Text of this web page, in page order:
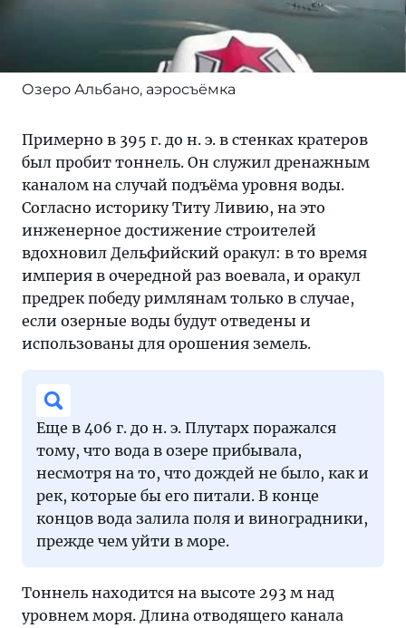
Озеро Альбано, аэросъёмка
Примерно в 395 г. до н. э. в стенках кратеров
был пробит тоннель. Он служил дренажным
каналом на случай подъёма уровня воды.
Согласно историку Титу Ливию, на это
инженерное достижение строителей
вдохновил Дельфийский оракул: в то время
империя в очередной раз воевала, и оракул
предрек победу римлянам только в случае,
если озерные воды будут отведены и
использованы для орошения земель.
Еще в 406 г. до н. э. Плутарх поражался
тому, что вода в озере прибывала,
несмотря на то, что дождей не было, как и
рек, которые бы его питали. В конце
концов вода залила поля и виноградники,
прежде чем уйти в море.
Тоннель находится на высоте 293 м над
уровнем моря. Длина отводящего канала